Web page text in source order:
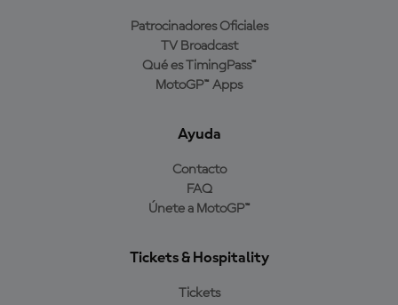
Patrocinadores Oficiales
TV Broadcast
Qué es TimingPass™
MotoGP™ Apps
Ayuda
Contacto
FAQ
Únete a MotoGP™
Tickets & Hospitality
Tickets